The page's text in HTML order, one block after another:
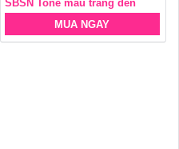
SBSN Tone màu trắng đen
MUA NGAY